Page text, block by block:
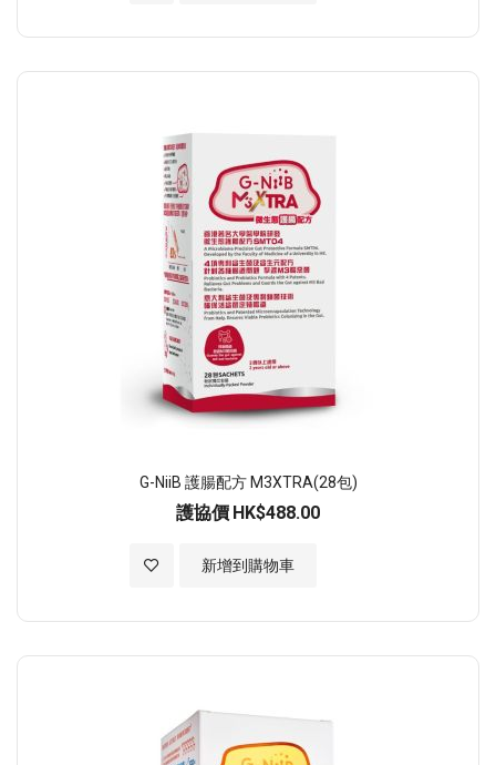
G-NiiB 護腸配方 M3XTRA(28包)
護協價 HK$488.00
新增到購物車
加入至願望清單